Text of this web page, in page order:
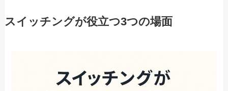
スイッチングが役立つ3つの場面